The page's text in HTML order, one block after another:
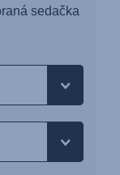
sedačka